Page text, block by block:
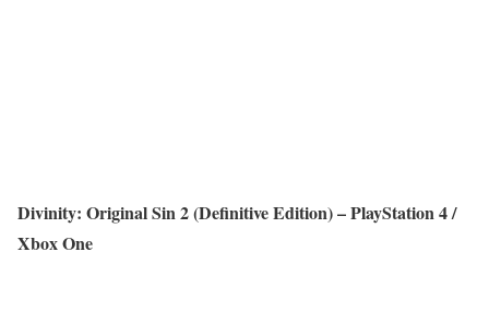
Divinity: Original Sin 2 (Definitive Edition) – PlayStation 4 /
Xbox One